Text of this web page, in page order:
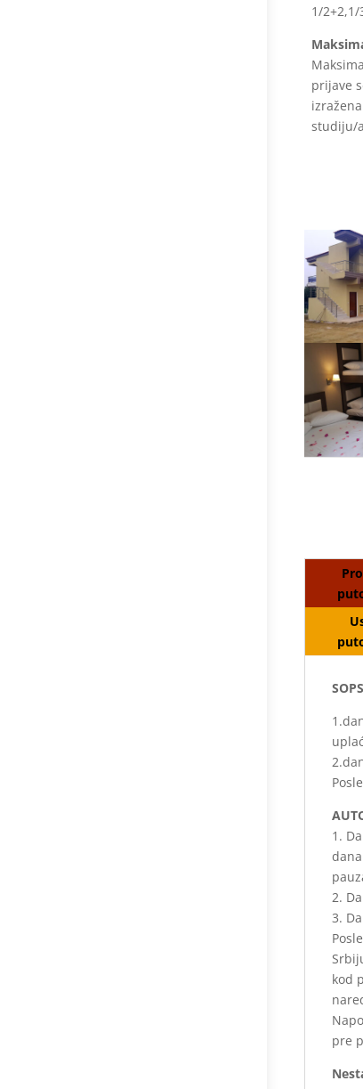
1/
prijave
studiju/
1.
2.
3.
kod
pre